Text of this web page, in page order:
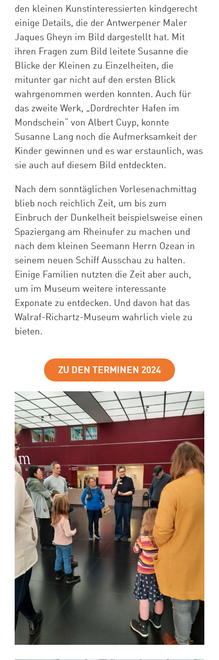
den kleinen Kunstinteressierten kindgerecht
einige Details, die der Antwerpener Maler
Jaques Gheyn im Bild dargestellt hat. Mit
ihren Fragen zum Bild leitete Susanne die
Blicke der Kleinen zu Einzelheiten, die
mitunter gar nicht auf den ersten Blick
wahrgenommen werden konnten. Auch für
das zweite Werk, „Dordrechter Hafen im
Mondschein“ von Albert Cuyp, konnte
Susanne Lang noch die Aufmerksamkeit der
Kinder gewinnen und es war erstaunlich, was
sie auch auf diesem Bild entdeckten.
Nach dem sonntäglichen Vorlesenachmittag
blieb noch reichlich Zeit, um bis zum
Einbruch der Dunkelheit beispielsweise einen
Spaziergang am Rheinufer zu machen und
nach dem kleinen Seemann Herrn Ozean in
seinem neuen Schiff Ausschau zu halten.
Einige Familien nutzten die Zeit aber auch,
um im Museum weitere interessante
Exponate zu entdecken. Und davon hat das
Walraf-Richartz-Museum wahrlich viele zu
bieten.
ZU DEN TERMINEN 2024